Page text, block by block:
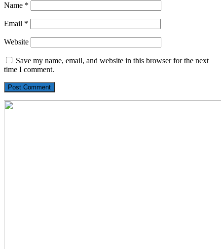
Name *
Email *
Website
Save my name, email, and website in this browser for the next
time I comment.